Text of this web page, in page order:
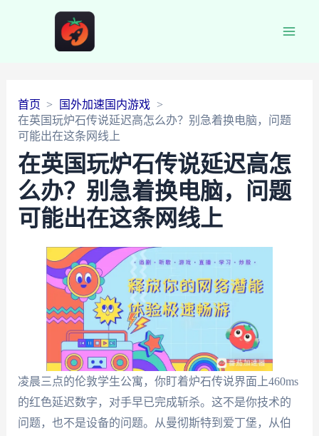
首页
国外加速国内游戏
在英国玩炉石传说延迟高怎么办？别急着换电脑，问题
可能出在这条网线上
在英国玩炉石传说延迟高怎
么办？别急着换电脑，问题
可能出在这条网线上
凌晨三点的伦敦学生公寓，你盯着炉石传说界面上460ms
的红色延迟数字，对手早已完成斩杀。这不是你技术的
问题，也不是设备的问题。从曼彻斯特到爱丁堡，从伯